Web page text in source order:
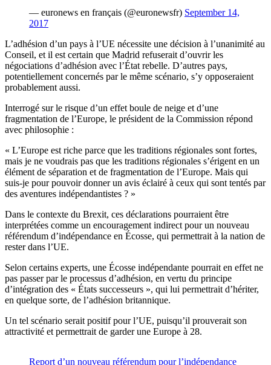
— euronews en français (@euronewsfr) September 14,
2017
L’adhésion d’un pays à l’UE nécessite une décision à l’unanimité au
Conseil, et il est certain que Madrid refuserait d’ouvrir les
négociations d’adhésion avec l’État rebelle. D’autres pays,
potentiellement concernés par le même scénario, s’y opposeraient
probablement aussi.
Interrogé sur le risque d’un effet boule de neige et d’une
fragmentation de l’Europe, le président de la Commission répond
avec philosophie :
« L’Europe est riche parce que les traditions régionales sont fortes,
mais je ne voudrais pas que les traditions régionales s’érigent en un
élément de séparation et de fragmentation de l’Europe. Mais qui
suis-je pour pouvoir donner un avis éclairé à ceux qui sont tentés par
des aventures indépendantistes ? »
Dans le contexte du Brexit, ces déclarations pourraient être
interprétées comme un encouragement indirect pour un nouveau
référendum d’indépendance en Écosse, qui permettrait à la nation de
rester dans l’UE.
Selon certains experts, une Écosse indépendante pourrait en effet ne
pas passer par le processus d’adhésion, en vertu du principe
d’intégration des « États successeurs », qui lui permettrait d’hériter,
en quelque sorte, de l’adhésion britannique.
Un tel scénario serait positif pour l’UE, puisqu’il prouverait son
attractivité et permettrait de garder une Europe à 28.
Report d’un nouveau référendum pour l’indépendance